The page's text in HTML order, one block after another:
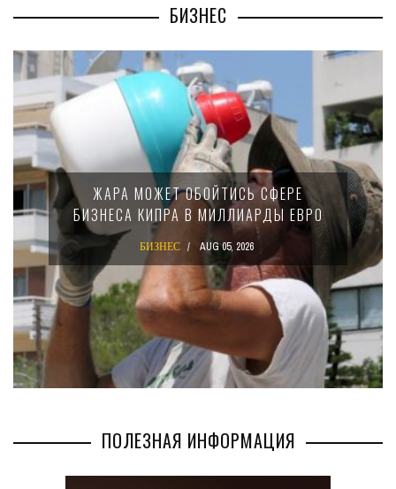
БИЗНЕС
МИНФИН КИПРА ПЕРЕПИСАЛ ЗАКОН О
15-ПРОЦЕНТНОМ НАЛОГЕ ДЛЯ
КРУПНЫХ МЕЖДУНАРОДНЫХ
КОМПАНИЙ
БИЗНЕС AUG 02, 2026
ПОЛЕЗНАЯ ИНФОРМАЦИЯ